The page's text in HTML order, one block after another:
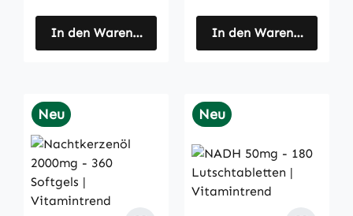
In den Warenkorb In den Warenkorb
Neu Neu